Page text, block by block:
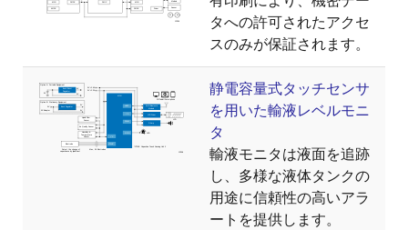
タへの許可されたアクセ
スのみが保証されます。
静電容量式タッチセンサ
を用いた輸液レベルモニ
タ
輸液モニタは液面を追跡
し、多様な液体タンクの
用途に信頼性の高いアラ
ートを提供します。